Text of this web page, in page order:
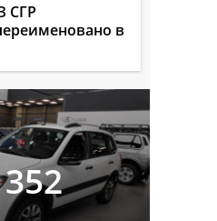
СГР
в
352